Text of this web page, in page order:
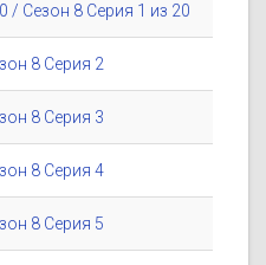
/ Сезон 8 Серия 1 из 20
8 Серия 2
8 Серия 3
8 Серия 4
8 Серия 5